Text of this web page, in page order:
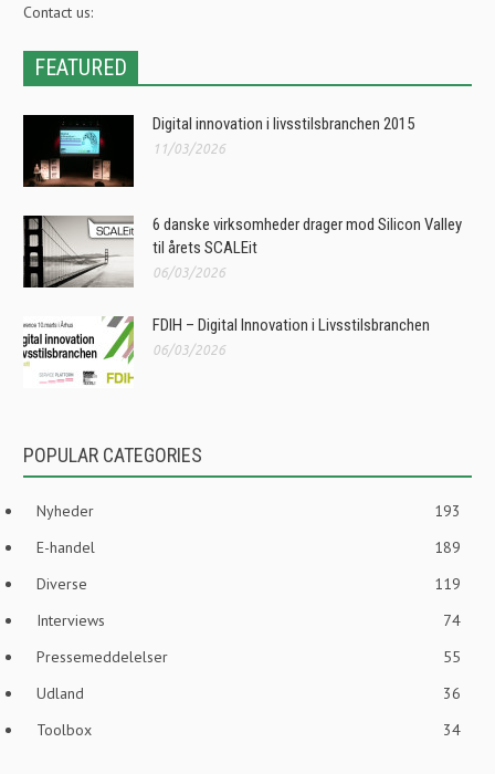
Contact us:
FEATURED
Digital innovation i livsstilsbranchen 2015
11/03/2026
6 danske virksomheder drager mod Silicon Valley
til årets SCALEit
06/03/2026
FDIH – Digital Innovation i Livsstilsbranchen
06/03/2026
POPULAR CATEGORIES
Nyheder
193
E-handel
189
Diverse
119
Interviews
74
Pressemeddelelser
55
Udland
36
Toolbox
34